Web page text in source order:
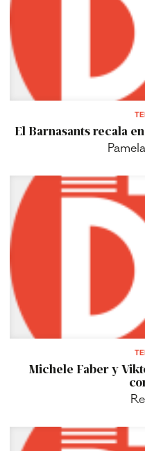
El Barnasants recala
Michele Faber y